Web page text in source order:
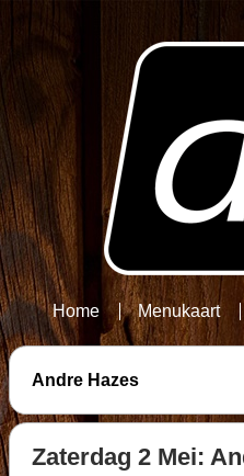
Home Menukaart
Andre Hazes
Zaterdag 2 Mei: